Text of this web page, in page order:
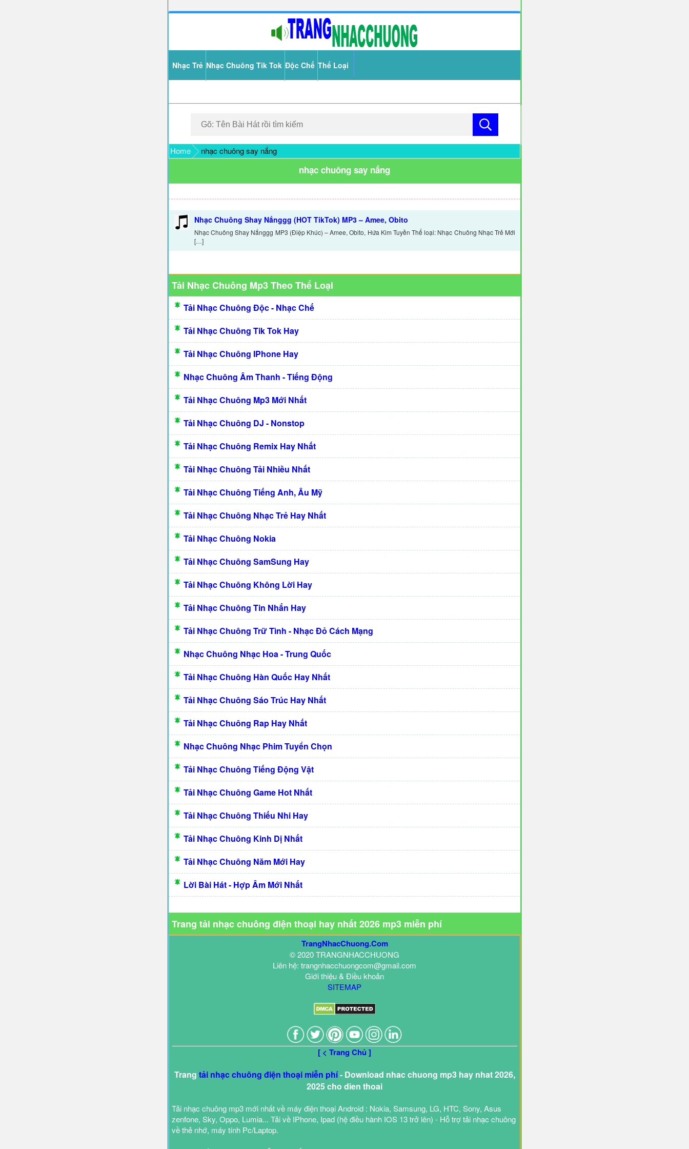
Nhạc Trẻ Nhạc Chuông Tik Tok Độc Chế Thể Loại
Home nhạc chuông say nắng
nhạc chuông say nắng
Nhạc Chuông Shay Nắnggg (HOT TikTok) MP3 – Amee, Obito
Nhạc Chuông Shay Nắnggg MP3 (Điệp Khúc) – Amee, Obito, Hứa Kim Tuyền Thể loại: Nhạc Chuông Nhạc Trẻ Mới
[…]
Tải Nhạc Chuông Mp3 Theo Thể Loại
Tải Nhạc Chuông Độc - Nhạc Chế
Tải Nhạc Chuông Tik Tok Hay
Tải Nhạc Chuông IPhone Hay
Nhạc Chuông Âm Thanh - Tiếng Động
Tải Nhạc Chuông Mp3 Mới Nhất
Tải Nhạc Chuông DJ - Nonstop
Tải Nhạc Chuông Remix Hay Nhất
Tải Nhạc Chuông Tải Nhiều Nhất
Tải Nhạc Chuông Tiếng Anh, Âu Mỹ
Tải Nhạc Chuông Nhạc Trẻ Hay Nhất
Tải Nhạc Chuông Nokia
Tải Nhạc Chuông SamSung Hay
Tải Nhạc Chuông Không Lời Hay
Tải Nhạc Chuông Tin Nhắn Hay
Tải Nhạc Chuông Trữ Tình - Nhạc Đỏ Cách Mạng
Nhạc Chuông Nhạc Hoa - Trung Quốc
Tải Nhạc Chuông Hàn Quốc Hay Nhất
Tải Nhạc Chuông Sáo Trúc Hay Nhất
Tải Nhạc Chuông Rap Hay Nhất
Nhạc Chuông Nhạc Phim Tuyển Chọn
Tải Nhạc Chuông Tiếng Động Vật
Tải Nhạc Chuông Game Hot Nhất
Tải Nhạc Chuông Thiếu Nhi Hay
Tải Nhạc Chuông Kinh Dị Nhất
Tải Nhạc Chuông Năm Mới Hay
Lời Bài Hát - Hợp Âm Mới Nhất
Trang tải nhạc chuông điện thoại hay nhất 2026 mp3 miễn phí
TrangNhacChuong.Com
© 2020 TRANGNHACCHUONG
Liên hệ: trangnhacchuongcom@gmail.com
Giới thiệu & Điều khoản
SITEMAP
[ < Trang Chủ ]
Trang tải nhạc chuông điện thoại miễn phí- Download nhac chuong mp3 hay nhat 2026,
2025 cho dien thoai
Tải nhạc chuông mp3 mới nhất về máy điện thoại Android : Nokia, Samsung, LG, HTC, Sony, Asus
zenfone, Sky, Oppo, Lumia... Tải về IPhone, Ipad (hệ điều hành IOS 13 trở lên) - Hỗ trợ tải nhạc chuông
về thẻ nhớ, máy tính Pc/Laptop.